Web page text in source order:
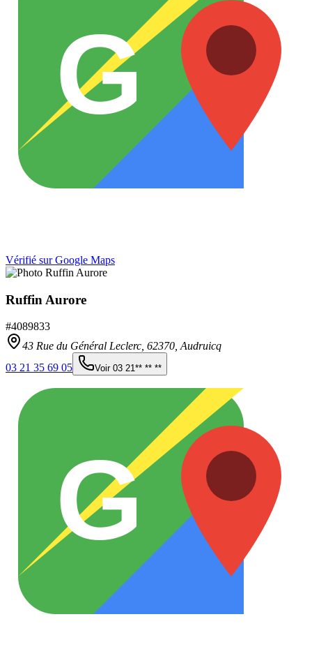
G
Vérifié sur Google Maps
Ruffin Aurore
#4089833
43 Rue du Général Leclerc, 62370 Audruicq
03 21 35 69 05
Voir 03 21** ** **
G